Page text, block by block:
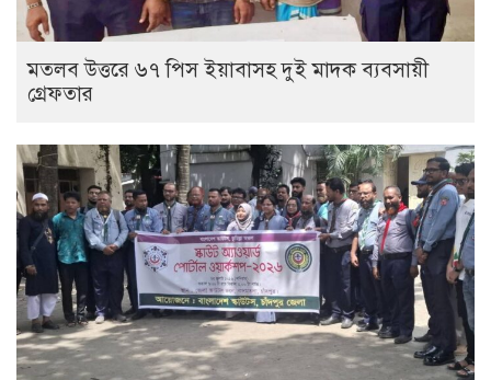
মতলব উত্তরে ৬৭ পিস ইয়াবাসহ দুই মাদক ব্যবসায়ী
গ্রেফতার